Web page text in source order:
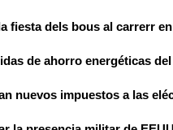
fiesta dels bous al carrerr
de ahorro energéticas del
nuevos impuestos a las